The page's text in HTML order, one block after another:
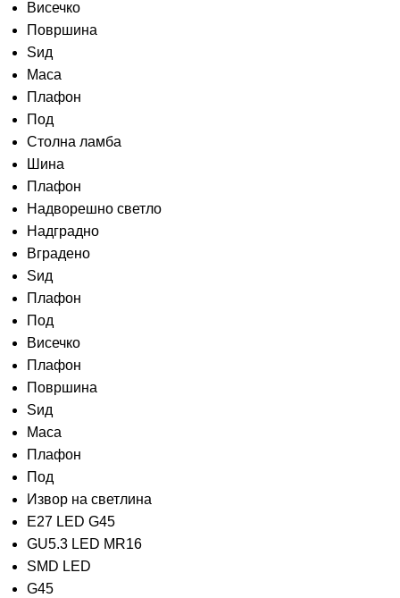
Висечко
Површина
Sид
Маса
Плафон
Под
Столна ламба
Шина
Плафон
Надворешно светло
Надградно
Вградено
Ѕид
Плафон
Под
Висечко
Плафон
Површина
Ѕид
Маса
Плафон
Под
Извор на светлина
E27 LED G45
GU5.3 LED MR16
SMD LED
G45